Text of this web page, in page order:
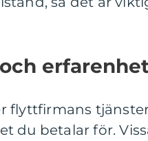
flyttfirmans
du betalar för.